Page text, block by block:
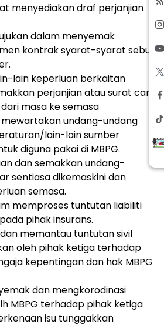
menyediakan draf perjanjian
dalam menyemak
kontrak syarat-syarat sebut
lain keperluan berkaitan
perjanjian atau surat cara
masa ke semasa
undang-undang
lain-lain sumber
diguna pakai di MBPG.
dan semakkan undang-
sentiasa dikemaskini dan
semasa.
memproses tuntutan liabiliti
pihak insurans.
memantau tuntutan sivil
oleh pihak ketiga terhadap
kepentingan dan hak MBPG
dan mengkorodinasi
MBPG terhadap pihak ketiga
isu tunggakkan